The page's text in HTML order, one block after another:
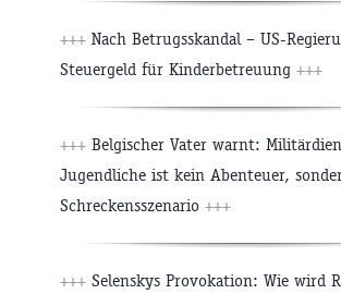
+++ Nach Betrugsskandal – US-
Steuergeld für Kinderbetreuung +++
+++ Belgischer Vater warnt:
Jugendliche ist kein Abenteuer,
Schreckensszenario +++
+++ Selenskys Provokation: Wie wird